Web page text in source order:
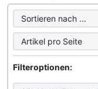
Hier können Sie
Hier können Sie
Filteroptionen: